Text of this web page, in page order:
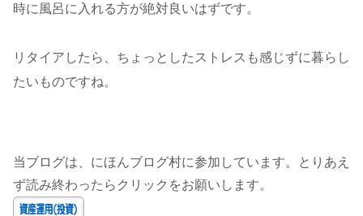
時に風呂に入れる方が絶対良いはずです。
リタイアしたら、ちょっとしたストレスも感じずに暮らし
たいものですね。
当ブログは、にほんブログ村に参加しています。とりあえ
ず読み終わったらクリックをお願いします。